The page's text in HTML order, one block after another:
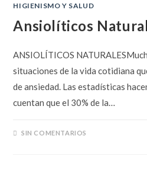
HIGIENISMO Y SALUD
Ansiolíticos
ANSIOLÍTICOS
situaciones de la vida cotidiana
de ansiedad. Las estadísticas
cuentan que el 30% de la…
SIN COMENTARIOS